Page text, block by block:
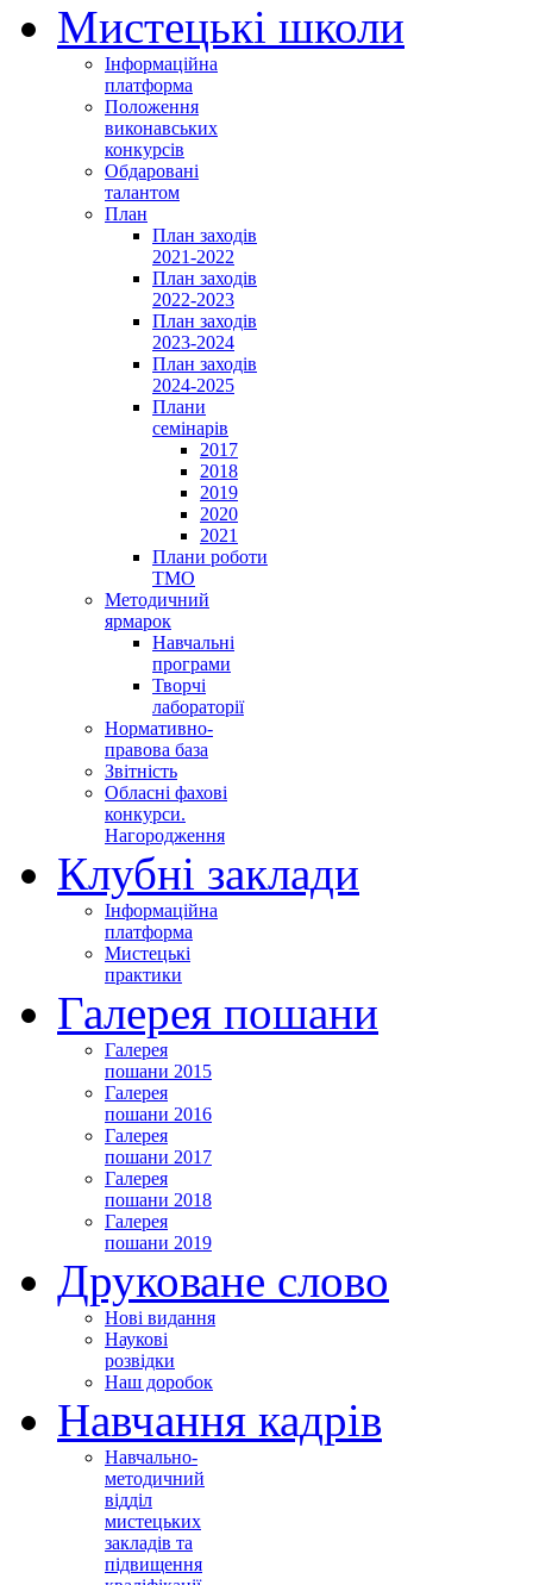
Мистецькі школи
Інформаційна
платформа
Положення
виконавських
конкурсів
Обдаровані
талантом
План
План заходів
2021-2022
План заходів
2022-2023
План заходів
2023-2024
План заходів
2024-2025
Плани
семінарів
2017
2018
2019
2020
2021
Плани роботи
ТМО
Методичний
ярмарок
Навчальні
програми
Творчі
лабораторії
Нормативно-
правова база
Звітність
Обласні фахові
конкурси.
Нагородження
Клубні заклади
Інформаційна
платформа
Мистецькі
практики
Галерея пошани
Галерея
пошани 2015
Галерея
пошани 2016
Галерея
пошани 2017
Галерея
пошани 2018
Галерея
пошани 2019
Друковане слово
Нові видання
Наукові
розвідки
Наш доробок
Навчання кадрів
Навчально-
методичний
відділ
мистецьких
закладів та
підвищення